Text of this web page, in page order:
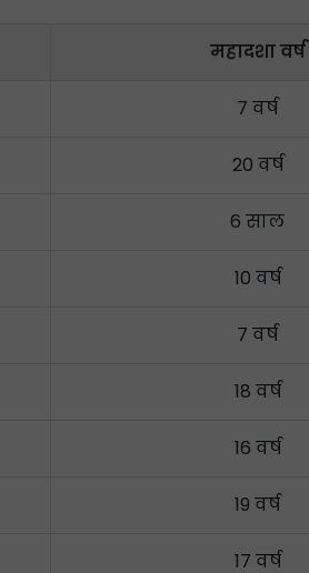
महादशा वर्ष
7 वर्ष
20 वर्ष
6 साल
10 वर्ष
7 वर्ष
18 वर्ष
16 वर्ष
19 वर्ष
17 वर्ष